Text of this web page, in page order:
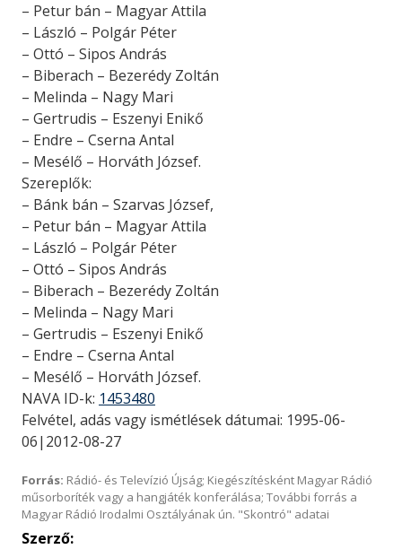
– Petur bán – Magyar Attila
– László – Polgár Péter
– Ottó – Sipos András
– Biberach – Bezerédy Zoltán
– Melinda – Nagy Mari
– Gertrudis – Eszenyi Enikő
– Endre – Cserna Antal
– Mesélő – Horváth József.
Szereplők:
– Bánk bán – Szarvas József,
– Petur bán – Magyar Attila
– László – Polgár Péter
– Ottó – Sipos András
– Biberach – Bezerédy Zoltán
– Melinda – Nagy Mari
– Gertrudis – Eszenyi Enikő
– Endre – Cserna Antal
– Mesélő – Horváth József.
NAVA ID-k: 1453480
Felvétel, adás vagy ismétlések dátumai: 1995-06-
06|2012-08-27
Forrás: Rádió- és Televízió Újság; Kiegészítésként Magyar Rádió
műsorboríték vagy a hangjáték konferálása; További forrás a
Magyar Rádió Irodalmi Osztályának ún. "Skontró" adatai
Szerző: